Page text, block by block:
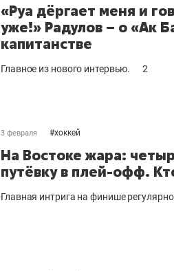
«Руа дёргает меня и
уже!» Радулов – о «Ак
капитанстве
Главное из нового интервью. 2
3 февраля #хоккей
На Востоке жара:
путёвку в плей-офф.
Главная интрига на финише